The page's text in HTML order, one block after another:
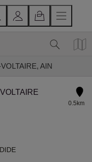
AIN
0.5km